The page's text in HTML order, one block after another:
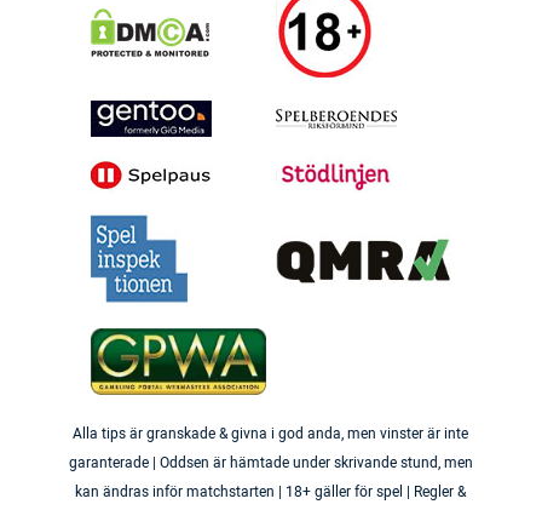
Alla tips är granskade & givna i god anda, men vinster är inte
garanterade | Oddsen är hämtade under skrivande stund, men
kan ändras inför matchstarten | 18+ gäller för spel | Regler &